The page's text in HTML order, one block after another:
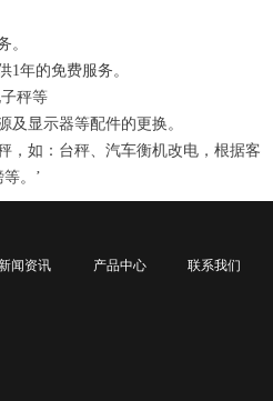
。
1年的免费服务。
秤等
及显示器等配件的更换。
，如：台秤、汽车衡机改电，根据客
。’
闻资讯 产品中心 联系我们